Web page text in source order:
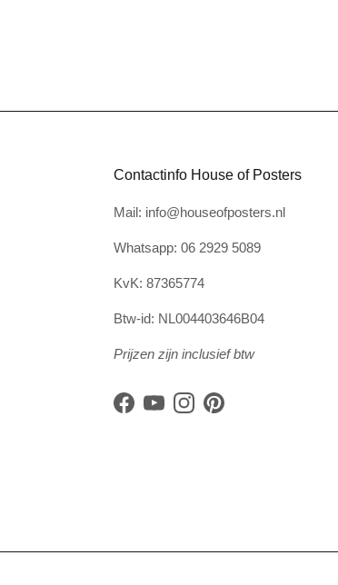
Contactinfo House of Posters
Mail: info@houseofposters.nl
Whatsapp: 06 2929 5089
KvK: 87365774
Btw-id: NL004403646B04
Prijzen zijn inclusief btw
Facebook
YouTubeInstagramPinterest